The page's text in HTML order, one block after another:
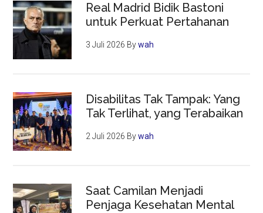
Real Madrid Bidik Bastoni
untuk Perkuat Pertahanan
3 Juli 2026 Bywah
Disabilitas Tak Tampak: Yang
Tak Terlihat, yang Terabaikan
2 Juli 2026 Bywah
Saat Camilan Menjadi
Penjaga Kesehatan Mental